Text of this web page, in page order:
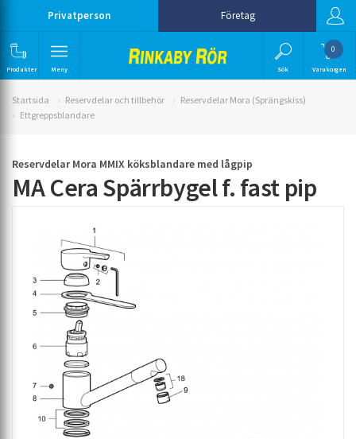
Privatperson Företag
Produkter Meny Sök
0
Varukorgen
Startsida Reservdelar och tillbehör
Reservdelar Mora (Sprängskiss)
Ettgreppsblandare
Reservdelar Mora MMIX köksblandare med lågpip
MA Cera Spärrbygel f. fast pip